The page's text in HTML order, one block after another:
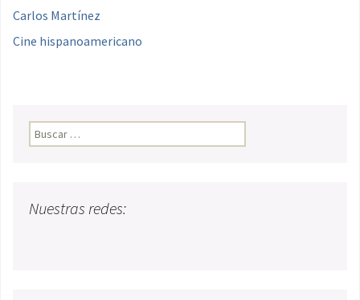
Carlos Martínez
Cine hispanoamericano
Buscar:
Nuestras redes: